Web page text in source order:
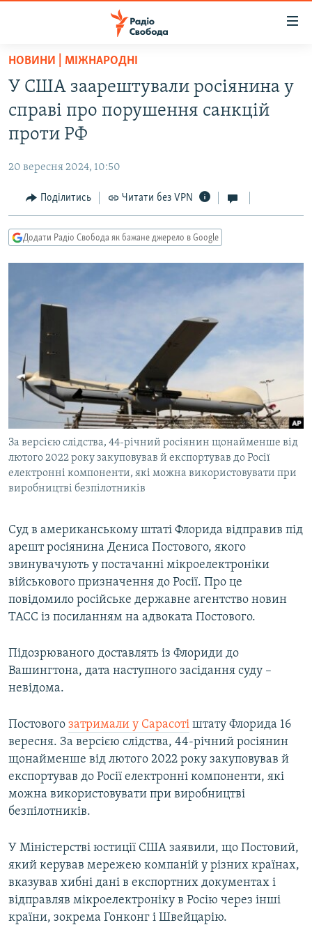
Перейти
основного
матеріалу
Перейти
до
основної
навігації
Перейти
до
пошуку
СТАТТІ
ЕКОНОМІКА
СУСПІЛЬСТВО
СВІТ
РОСІЙСЬКА «ФІЛЬТРАЦІЯ»
ДОНБАС.РЕАЛІЇ
ТИ ЯК?
КИТАЙ.ВИКЛИКИ
МУЛЬТИМЕДІА
СПЕЦПРОЄКТИ
ПОДКАСТИ
КРИМ РЕАЛІЇ
РУС
УКР
ДОЛУЧАЙСЯ!
НОВИНИ | МІЖНАРОДНІ
У США заарештували росіянина у
справі про порушення санкцій
проти РФ
20 вересня 2024, 10:50
Поділитись Читати без VPN
Додати Радіо Свобода як бажане джерело в Google
За версією слідства, 44-річний росіянин щонайменше від
лютого 2022 року закуповував й експортував до Росії
електронні компоненти, які можна використовувати при
виробництві безпілотників
Суд в американському штаті Флорида відправив під
арешт росіянина Дениса Постового, якого
звинувачують у постачанні мікроелектроніки
військового призначення до Росії. Про це
повідомило російське державне агентство новин
ТАСС із посиланням на адвоката Постового.
Підозрюваного доставлять із Флориди до
Вашингтона, дата наступного засідання суду –
невідома.
Постового затримали у Сарасоті штату Флорида 16
вересня. За версією слідства, 44-річний росіянин
щонайменше від лютого 2022 року закуповував й
експортував до Росії електронні компоненти, які
можна використовувати при виробництві
безпілотників.
У Міністерстві юстиції США заявили, що Постовий,
який керував мережею компаній у різних країнах,
вказував хибні дані в експортних документах і
відправляв мікроелектроніку в Росію через інші
країни, зокрема Гонконг і Швейцарію.